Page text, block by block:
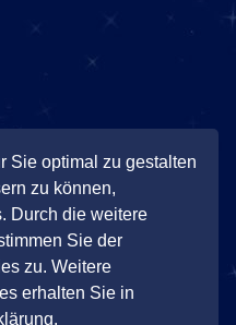
Sie optimal zu gestalten
zu können,
Durch die weitere
Sie der
zu. Weitere
erhalten Sie in